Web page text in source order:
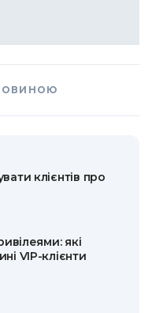
клієнтів про
які
VIP-клієнти